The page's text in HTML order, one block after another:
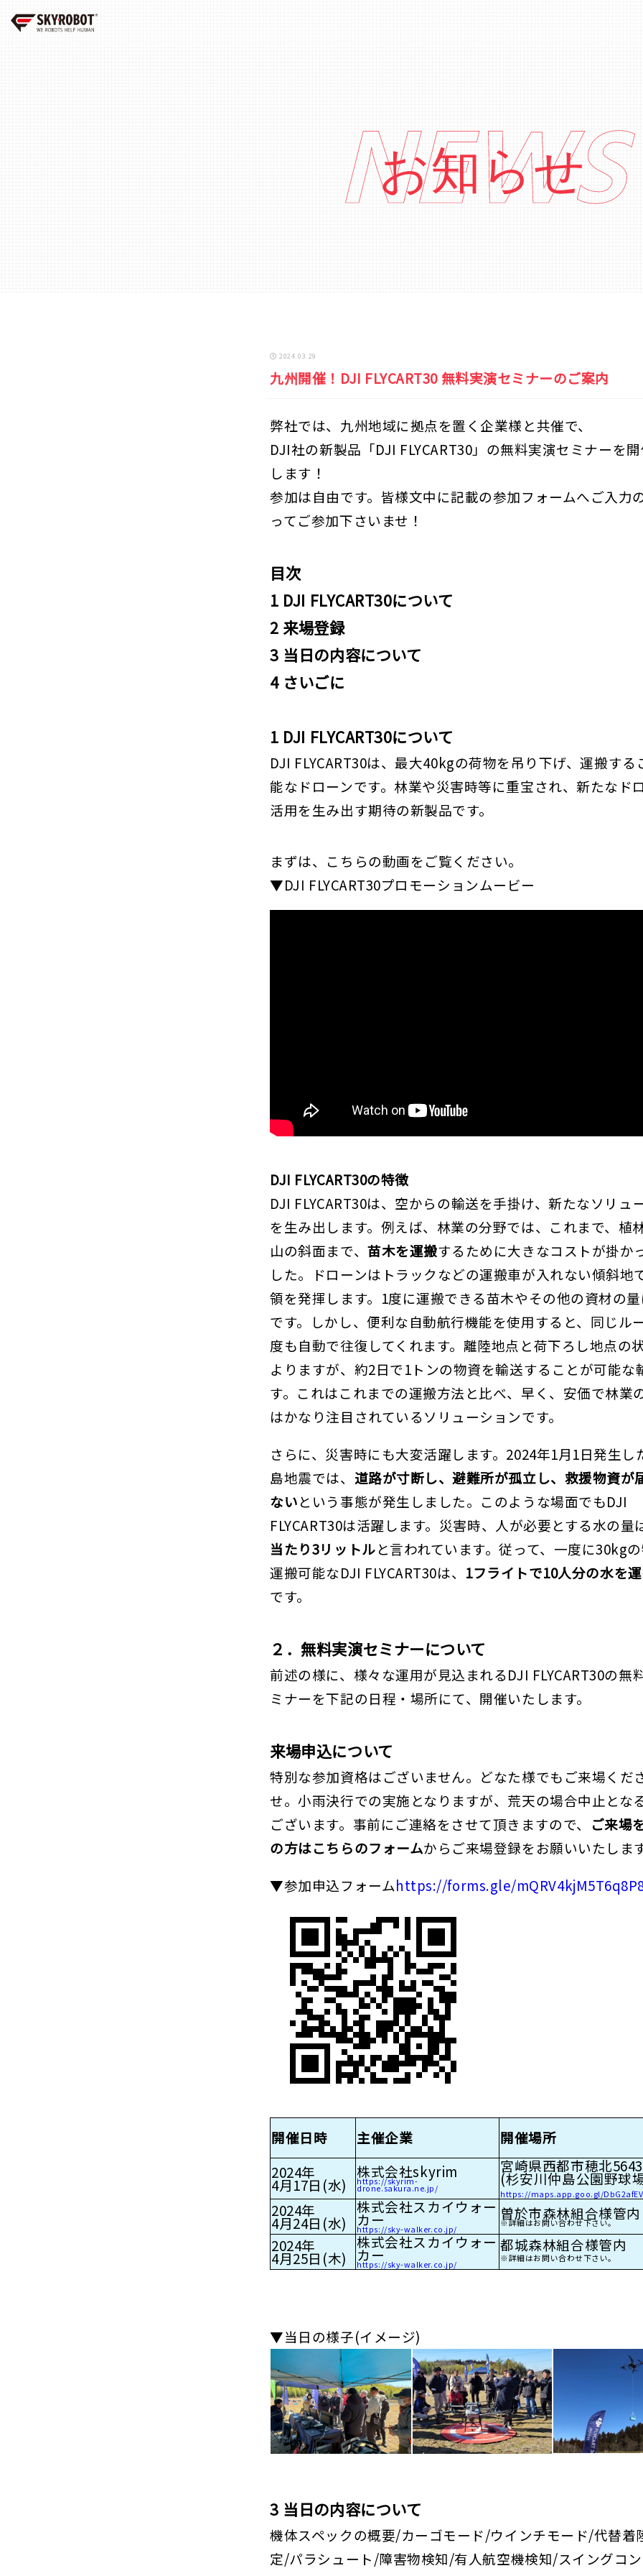
NEWS
お知らせ
2024.03.29
九州開催！DJI FLYCART30 無料実演セミナーのご案内
弊社では、九州地域に拠点を置く企業様と共催で、
DJI社の新製品「DJI FLYCART30」の無料実演セミナーを
します！
参加は自由です。皆様文中に記載の参加フォームへご入力
ってご参加下さいませ！
目次
1 DJI FLYCART30について
2 来場登録
3 当日の内容について
4 さいごに
1 DJI FLYCART30について
DJI FLYCART30は、最大40kgの荷物を吊り下げ、運搬する
能なドローンです。林業や災害時等に重宝され、新たなド
活用を生み出す期待の新製品です。
まずは、こちらの動画をご覧ください。
▼DJI FLYCART30プロモーションムービー
DJI FLYCART30の特徴
DJI FLYCART30は、空からの輸送を手掛け、新たなソリュ
を生み出します。例えば、林業の分野では、これまで、植
山の斜面まで、苗木を運搬するために大きなコストが掛か
した。ドローンはトラックなどの運搬車が入れない傾斜地
領を発揮します。1度に運搬できる苗木やその他の資材の
です。しかし、便利な自動航行機能を使用すると、同じル
度も自動で往復してくれます。離陸地点と荷下ろし地点の
よりますが、約2日で1トンの物資を輸送することが可能な
す。これはこれまでの運搬方法と比べ、早く、安価で林業
はかなり注目されているソリューションです。
さらに、災害時にも大変活躍します。2024年1月1日発生し
島地震では、 道路が寸断し、避難所が孤立し、救援物資が
ないという事態が発生しました。このような場面でもDJI
FLYCART30は活躍します。災害時、人が必要とする水の量
当たり3リットルと言われています。従って、一度に30kg
運搬可能なDJI FLYCART30は、 1フライトで10人分の水を
です。
２．無料実演セミナーについて
前述の様に、様々な運用が見込まれるDJI FLYCART30の無
ミナーを下記の日程・場所にて、開催いたします。
来場申込について
特別な参加資格はございません。どなた様でもご来場くだ
せ。小雨決行での実施となりますが、荒天の場合中止とな
ございます。事前にご連絡をさせて頂きますので、
ご来場
の方はこちらのフォームからご来場登録をお願いいたします
▼参加申込フォームhttps://forms.gle/
開催日時 主催企業
開催場所
2024年
4月17日(水)
株式会社skyrim
https://skyrim-
drone.sakura.ne.jp/
宮崎県西都市穂北
(杉安川仲島公園野球
https://maps.app.goo.gl/
2024年
4月24日(水)
株式会社スカイウォー
カー
https://sky-walker.co.jp/
曽於市森林組合様管内
※詳細はお問い合わせ下さい。
2024年
4月25日(木)
株式会社スカイウォー
カー
https://sky-walker.co.jp/
都城森林組合様管内
※詳細はお問い合わせ下さい。
▼当日の様子(イメージ)
3 当日の内容について
機体スペックの概要/カーゴモード/ウインチモード/代替着
定/パラシュート/障害物検知/有人航空機検知/スイングコ